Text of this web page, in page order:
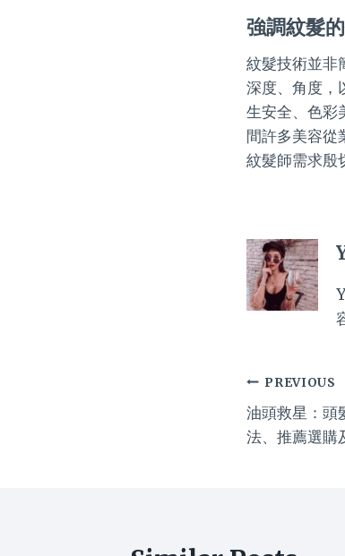
強調紋髮
紋髮技術並非
深度、角度，
生安全、色彩
間許多美容從
紋髮師需求殷
Post
PREVIOUS
油頭救星：頭
法、推薦選購